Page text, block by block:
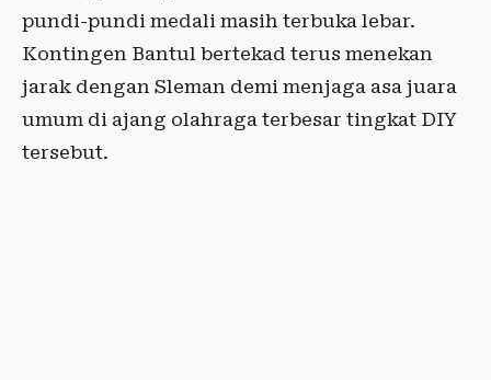
pundi-pundi medali masih terbuka lebar.
Kontingen Bantul bertekad terus menekan
jarak dengan Sleman demi menjaga asa juara
umum di ajang olahraga terbesar tingkat DIY
tersebut.